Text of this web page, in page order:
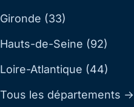
Gironde (33)
Hauts-de-Seine (92)
Loire-Atlantique (44)
Tous les départements →